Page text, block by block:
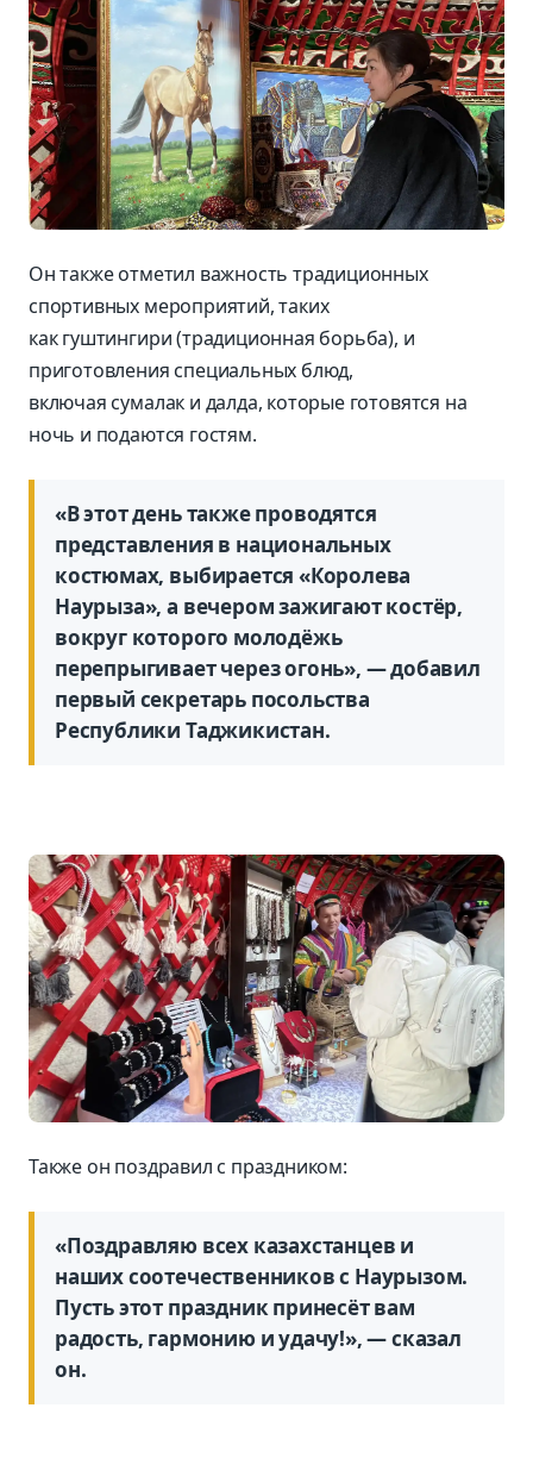
Он также отметил важность традиционных
спортивных мероприятий, таких
как гуштингири (традиционная борьба), и
приготовления специальных блюд,
включая сумалак и далда, которые готовятся на
ночь и подаются гостям.
«В этот день также проводятся
представления в национальных
костюмах, выбирается «Королева
Наурыза», а вечером зажигают костёр,
вокруг которого молодёжь
перепрыгивает через огонь», — добавил
первый секретарь посольства
Республики Таджикистан.
Также он поздравил с праздником:
«Поздравляю всех казахстанцев и
наших соотечественников с Наурызом.
Пусть этот праздник принесёт вам
радость, гармонию и удачу!», — сказал
он.